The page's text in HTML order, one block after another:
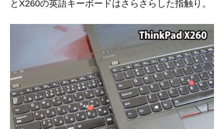
とX260の英語キーボードはさらさらした指触り。